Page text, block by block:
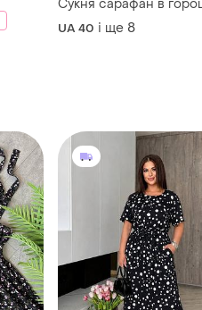
Сукня сарафан в
UA 40 і ще 8